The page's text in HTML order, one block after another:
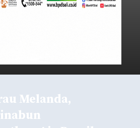
Melanda,